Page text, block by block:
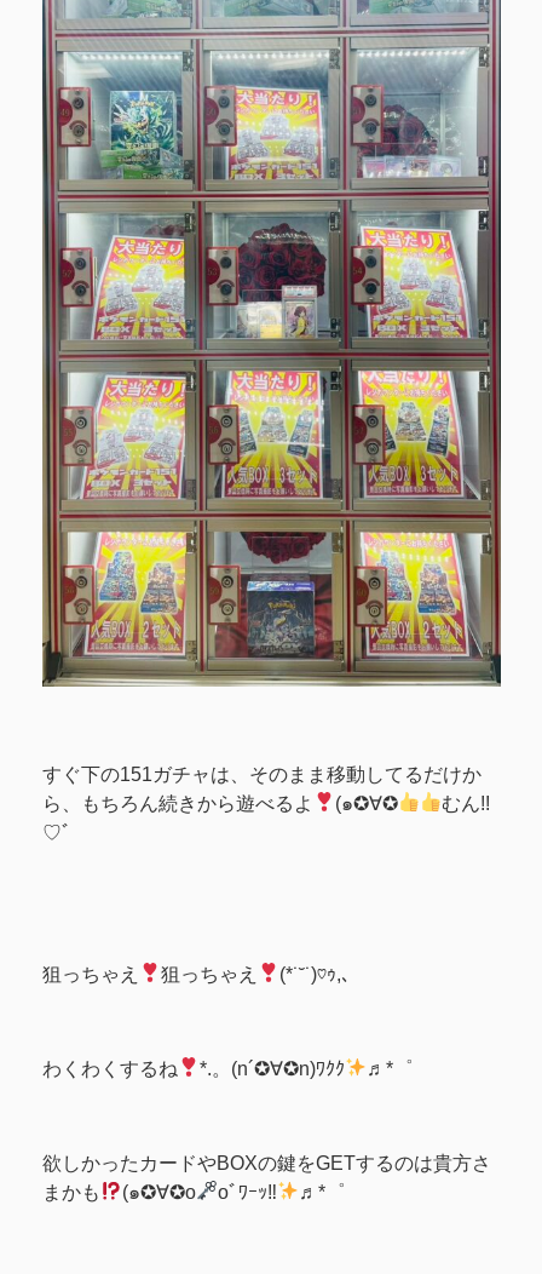
すぐ下の151ガチャは、そのまま移動してるだけか
ら、もちろん続きから遊べるよ
(๑✪∀✪
むん!!
♡ﾞ
狙っちゃえ 狙っちゃえ (*˙˘˙)♡ｩ,､
わくわくするね *.。(n´✪∀✪n)ﾜｸｸ ♬*゜
欲しかったカードやBOXの鍵をGETするのは貴方さ
まかも
(๑✪∀✪o oﾞﾜｰｯ‼︎ ♬*゜